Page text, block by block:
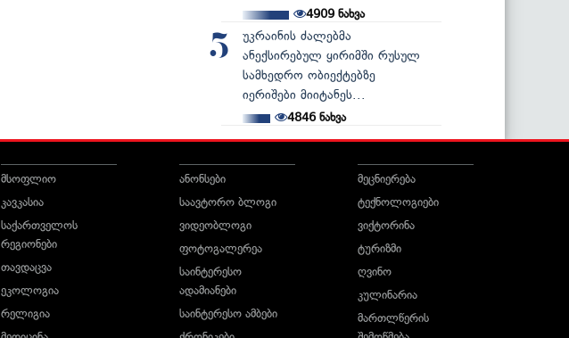
4909ნახვა
5
უკრაინის ძალებმა
ანექსირებულ ყირიმში რუსულ
სამხედრო ობიექტებზე
იერიშები მიიტანეს...
4846ნახვა
მსოფლიო
კავკასია
საქართველოს
რეგიონები
თავდაცვა
ეკოლოგია
რელიგია
ანონსები
საავტორო ბლოგი
ვიდეობლოგი
ფოტოგალერეა
საინტერესო
ადამიანები
საინტერესო ამბები
მეცნიერება
ტექნოლოგიები
ვიქტორინა
ტურიზმი
ღვინო
კულინარია
მართლწერის